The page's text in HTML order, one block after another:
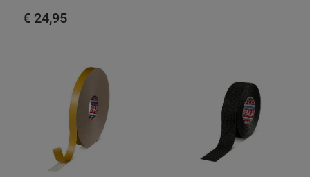
€ 24,95